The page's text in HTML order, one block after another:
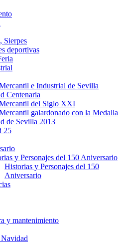
Sierpes
deportivas
e Industrial de Sevilla
Centenaria
del Siglo XXI
galardonado con la Medalla
de Sevilla 2013
25
y Personajes del 150 Aniversario
Historias y Personajes del 150
Aniversario
y mantenimiento